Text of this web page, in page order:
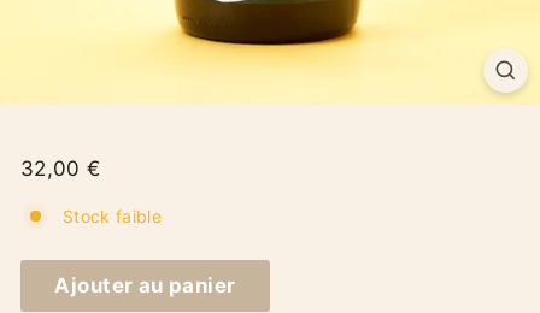
Prix
32,00 €
Stock faible
Ajouter au panier